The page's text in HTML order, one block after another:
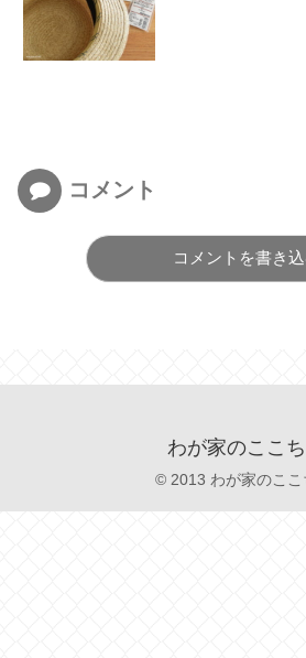
コメント
コメントを書き
わが家のここち
© 2013 わが家のここ